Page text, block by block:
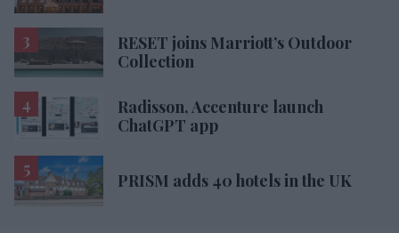
RESET joins Marriott’s Outdoor
Collection
Radisson, Accenture launch
ChatGPT app
PRISM adds 40 hotels in the UK